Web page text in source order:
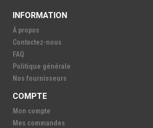
INFORMATION
À propos
Contactez-nous
FAQ
Politique générale
Nos fournisseurs
COMPTE
Mon compte
Mes commandes